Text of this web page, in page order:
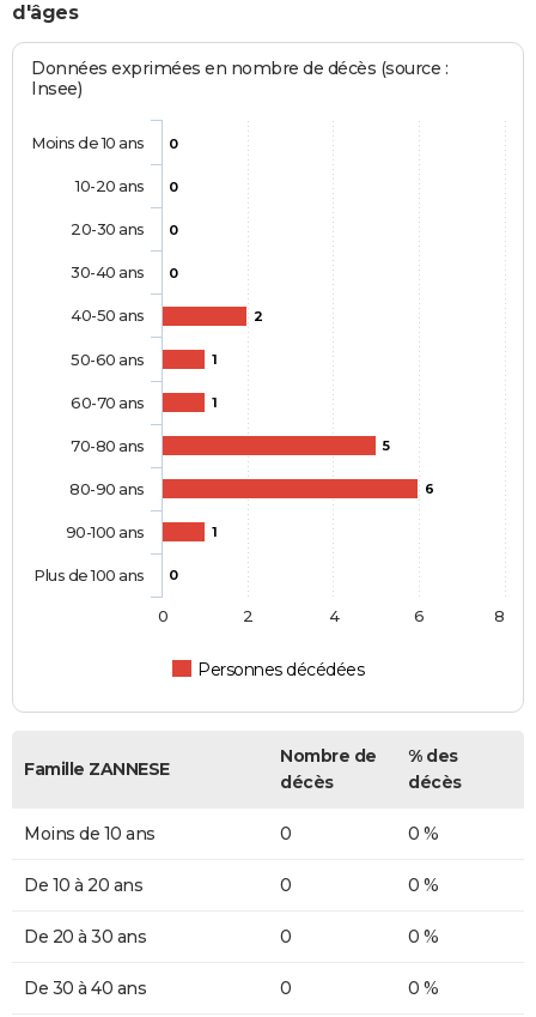
d'âges
Données exprimées en nombre de décès (source :
Insee)
0
0
0
0
2
1
1
5
6
1
0
Personnes décédées
Moins de 10 ans
10-20 ans
20-30 ans
30-40 ans
40-50 ans
50-60 ans
60-70 ans
70-80 ans
80-90 ans
90-100 ans
Plus de 100 ans
0 2 4 6 8
Famille ZANNESE
Nombre de
décès
% des
décès
Moins de 10 ans 0 0 %
De 10 à 20 ans 0 0 %
De 20 à 30 ans 0 0 %
De 30 à 40 ans 0 0 %